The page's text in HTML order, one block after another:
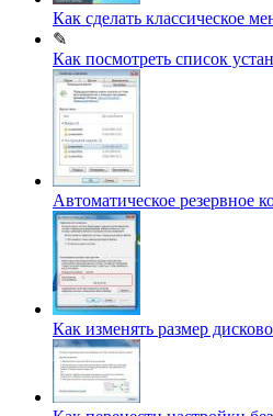
Как сделать классическое
✎
Как посмотреть список
Автоматическое резервное
Как изменять размер